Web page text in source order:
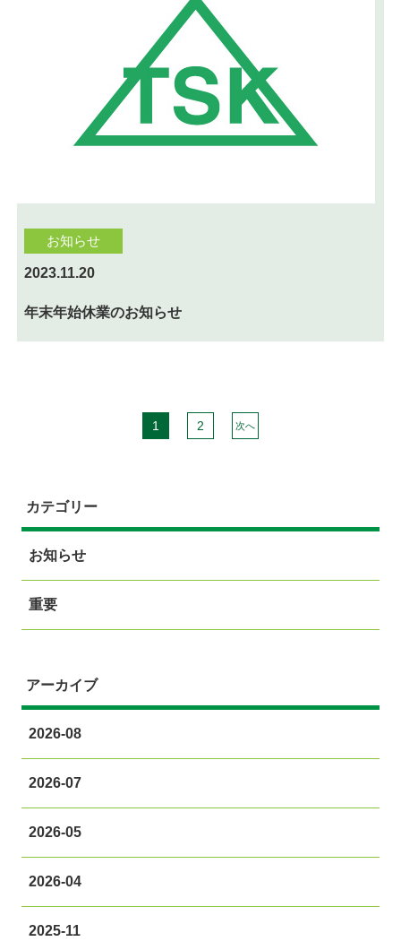
お知らせ
2023.11.20
年末年始休業のお知らせ
1 2 次へ
カテゴリー
お知らせ
重要
アーカイブ
2026-08
2026-07
2026-05
2026-04
2025-11